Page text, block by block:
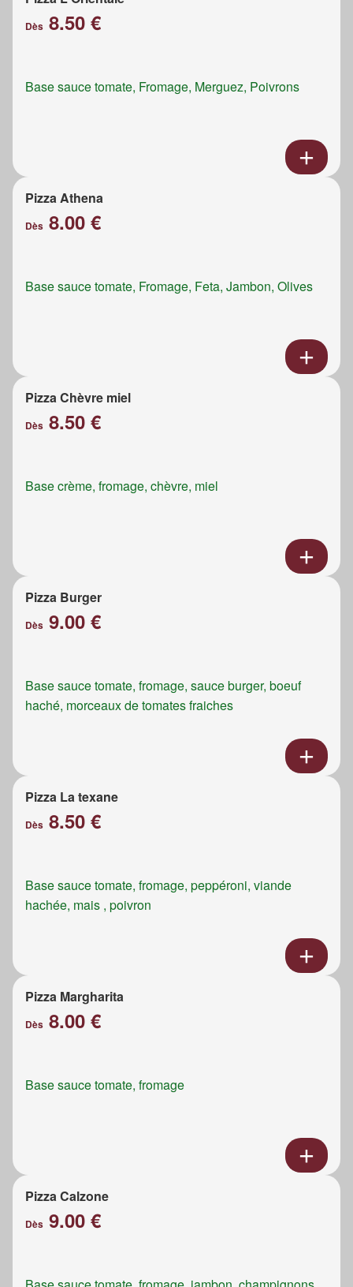
Dès 8.50 €
Base sauce tomate, Fromage, Merguez, Poivrons
Pizza Athena
Dès 8.00 €
Base sauce tomate, Fromage, Feta, Jambon, Olives
Pizza Chèvre miel
Dès 8.50 €
Base crème, fromage, chèvre, miel
Pizza Burger
Dès 9.00 €
Base sauce tomate, fromage, sauce burger, boeuf
haché, morceaux de tomates fraiches
Pizza La texane
Dès 8.50 €
Base sauce tomate, fromage, peppéroni, viande
hachée, mais , poivron
Pizza Margharita
Dès 8.00 €
Base sauce tomate, fromage
Pizza Calzone
Dès 9.00 €